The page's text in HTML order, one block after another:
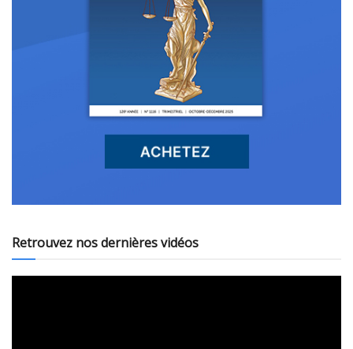
Retrouvez nos dernières vidéos